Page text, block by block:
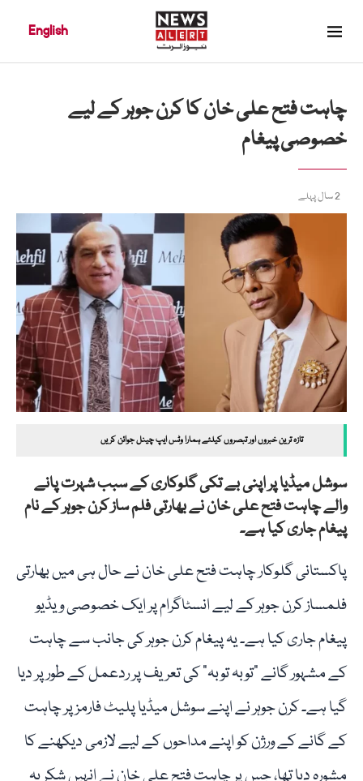
English
چاہت فتح علی خان کا کرن جوہر کے لیے
خصوصی پیغام
2 سال پہلے
تازہ ترین خبروں اور تبصروں کیلئے ہمارا وٹس ایپ چینل جوائن کریں
سوشل میڈیا پر اپنی بے تکی گلوکاری کے سبب شہرت پانے
والے چاہت فتح علی خان نے بھارتی فلم ساز کرن جوہر کے نام
پیغام جاری کیا ہے۔
پاکستانی گلوکار چاہت فتح علی خان نے حال ہی میں بھارتی
فلمساز کرن جوہر کے لیے انسٹاگرام پر ایک خصوصی ویڈیو
پیغام جاری کیا ہے۔ یہ پیغام کرن جوہر کی جانب سے چاہت
کے مشہور گانے "توبہ توبہ” کی تعریف پر ردعمل کے طور پر دیا
گیا ہے۔ کرن جوہر نے اپنے سوشل میڈیا پلیٹ فارمز پر چاہت
کے گانے کے ورژن کو اپنے مداحوں کے لیے لازمی دیکھنے کا